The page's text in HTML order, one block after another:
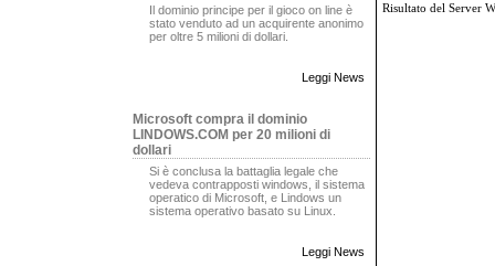
Il dominio principe per il gioco on line è
stato venduto ad un acquirente anonimo
per oltre 5 milioni di dollari.
Leggi News
Microsoft compra il dominio
LINDOWS.COM per 20 milioni di
dollari
Si è conclusa la battaglia legale che
vedeva contrapposti windows, il sistema
operatico di Microsoft, e Lindows un
sistema operativo basato su Linux.
Leggi News
Risultato del Server